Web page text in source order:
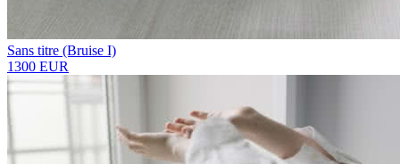
Sans titre (Bruise I)
1300 EUR